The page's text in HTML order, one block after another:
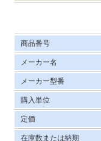
商品番号
メーカー名
メーカー型番
購入単位
定価
在庫数または納期